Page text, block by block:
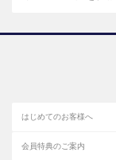
はじめてのお客様へ
会員特典のご案内